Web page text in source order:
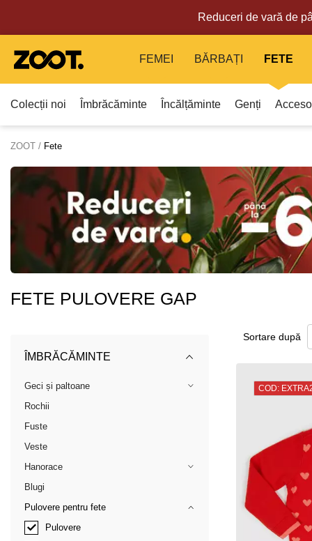
Reduceri de vară de
FEMEI BĂRBAȚI FETE
Colecții noi Îmbrăcăminte Încălțăminte Genți
ZOOT Fete
FETE PULOVERE GAP
Sortare după
COD:
ÎMBRĂCĂMINTE
Geci și paltoane
Rochii
Fuste
Veste
Hanorace
Blugi
Pulovere pentru fete
Pulovere